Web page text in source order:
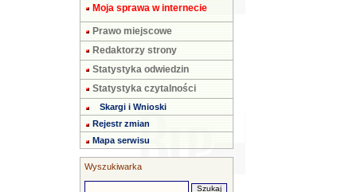
Moja sprawa w internecie
Prawo miejscowe
Redaktorzy strony
Statystyka odwiedzin
Statystyka czytalności
Skargi i Wnioski
Rejestr zmian
Mapa serwisu
Wyszukiwarka